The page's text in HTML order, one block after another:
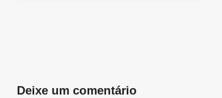
Deixe um comentário